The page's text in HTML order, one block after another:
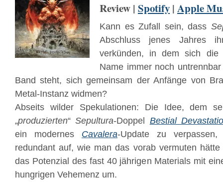
Review | Spotify | Apple
Kann es Zufall sein, dass
Abschluss jenes Jahres
verkünden, in dem sich die
Name immer noch
Band steht, sich gemeinsam der Anfänge von
Metal-Instanz widmen?
Abseits wilder Spekulationen: Die Idee, dem
„produzierten“Sepultura-Doppel Bestial
ein modernes Cavalera-Update zu
redundant auf, wie man das vorab vermuten
das Potenzial des fast 40 jährigen Materials mit
hungrigen Vehemenz um.